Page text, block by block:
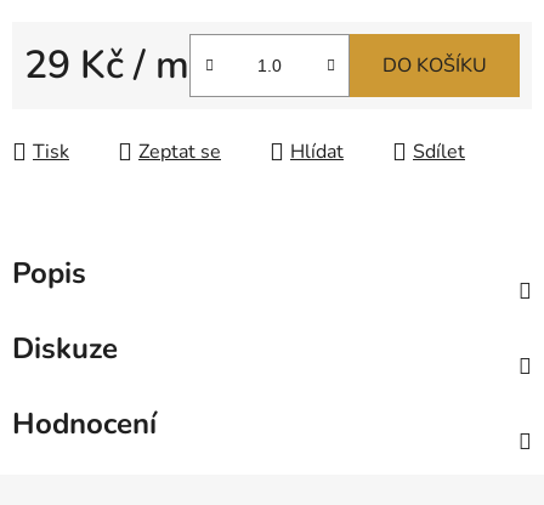
29 Kč/ m DO KOŠÍKU
Tisk Zeptat se Hlídat Sdílet
Popis
Diskuze
Hodnocení